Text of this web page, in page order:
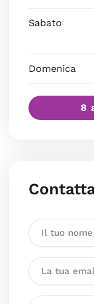
Sabato
Domenica
8